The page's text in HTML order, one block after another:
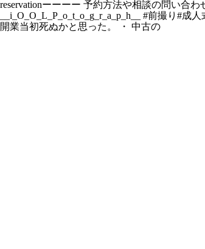
開業当初死ぬかと思った。 ・ 中古の